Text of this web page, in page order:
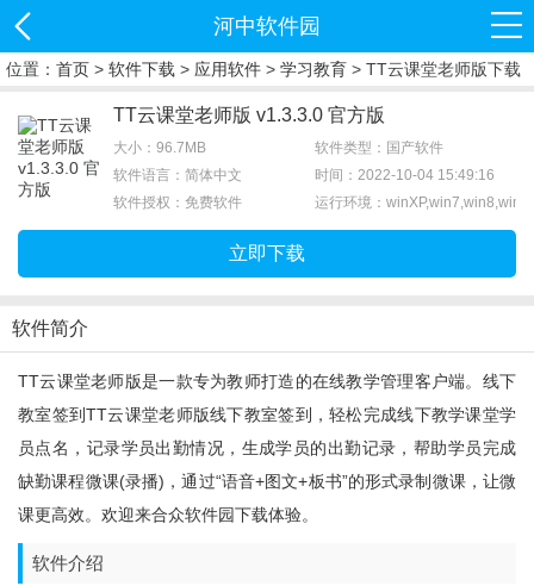
河中软件园
位置： 首页 > 软件下载 > 应用软件 > 学习教育 > TT云课堂老师版下载
TT云课堂老师版 v1.3.3.0 官方版
大小：96.7MB
软件类型：国产软件
软件语言：简体中文
时间：2022-10-04 15:49:16
软件授权：免费软件
运行环境：
立即下载
软件简介
TT云课堂老师版是一款专为教师打造的在线教学管理客户端。线下
教室签到TT云课堂老师版线下教室签到，轻松完成线下教学课堂学
员点名，记录学员出勤情况，生成学员的出勤记录，帮助学员完成
缺勤课程微课(录播)，通过“语音+图文+板书”的形式录制微课，让微
课更高效。欢迎来合众软件园下载体验。
软件介绍